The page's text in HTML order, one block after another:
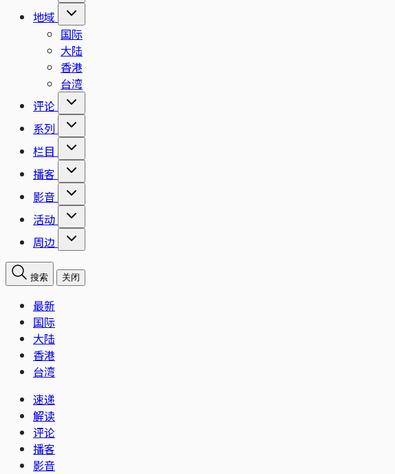
地域
国际
大陆
香港
台湾
评论
系列
栏目
播客
影音
活动
周边
搜索 关闭
最新
国际
大陆
香港
台湾
速递
解读
评论
播客
影音